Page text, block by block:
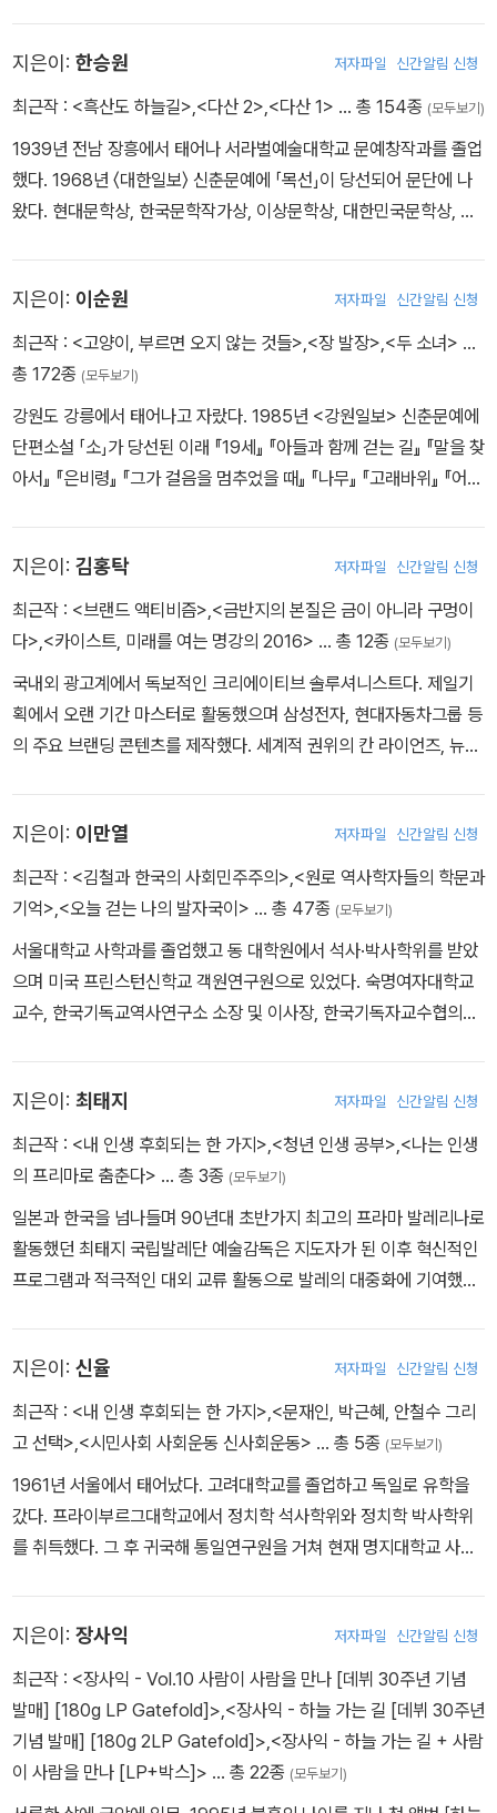
있으며 2017년 윤후명 소설 전집(전 12권)이 완간되었다. 녹원문학
상, 소설문학작품상, 한국일보문학상, 현대문학상, 이상문학상, 현대
등을 수상했다.
제작도 맡았다.
지은이: 한승원 저자파일 신간알림 신청
최근작 : <흑산도 하늘길>,<다산 2>,<다산 1> … 총 154종 (모두보기)
1939년 전남 장흥에서 태어나 서라벌예술대학교 문예창작과를 졸업
했다. 1968년 〈대한일보〉 신춘문예에 「목선」이 당선되어 문단에 나
왔다. 현대문학상, 한국문학작가상, 이상문학상, 대한민국문학상, 한
가 한강, 소설가, 그림동화작가 한규호의 아버지이며 장흥 바닷가 해
산토굴에서 집필중이다. 출간한 작품은 장편소설 『아제아제 바라아
제』, 『해일』, 『동학제』, 『아버지를 위하여』, 『시인의 잠』, 『연꽃바다』,
의』, 『흑산도 하늘길』, 『추사』, 『다산』, 『원효』, 『항항포포』, 『겨울잠,
봄꿈』, 『사람의 맨발』, 『달개비꽃 엄마』가 있으며, 소설집 『한승원 중·
단편전집(전7권)』, 『앞산도 첩첩하고』, 『안개바다』, 『미망하는 새』,
『폐촌』, 『포구의 달』, 『새터말 사람들』, 『희망 사진관』과 시집 『열애
일기』, 『사랑은 늘 혼자 깨어있게 하고』, 『달 긷는 집』, 『사랑하는 나
씌어 산다』와 산문집 『허무의 바다에 외로운 등불 하나』, 『키 작은 인
간의 마을에서』, 『푸른 산 흰 구름』, 『바닷가 학교』, 『차 한 잔의 깨달
음』, 『강은 이야기하며 흐른다』 등이 있다.
지은이: 이순원 저자파일 신간알림 신청
최근작 : <고양이, 부르면 오지 않는 것들>,<장 발장>,<두 소녀> …
총 172종 (모두보기)
강원도 강릉에서 태어나고 자랐다. 1985년 <강원일보> 신춘문예에
단편소설 「소」가 당선된 이래 『19세』 『아들과 함께 걷는 길』 『말을 찾
아서』 『은비령』 『그가 걸음을 멈추었을 때』 『나무』 『고래바위』 『어머
다. 『수색, 그 물빛 무늬』로 동인문학상, 「은비령」으로 현대문학상,
『그대, 정동진에 가면』으로 한무숙문학상, 「아비의 잠」으로 이효석문
학상, 「푸른 모래의 시간」으로 남촌문학상, 『나무』로 녹색문학상, 『삿
지은이: 김홍탁 저자파일 신간알림 신청
최근작 : <브랜드 액티비즘>,<금반지의 본질은 금이 아니라 구멍이
다>,<카이스트, 미래를 여는 명강의 2016> … 총 12종 (모두보기)
국내외 광고계에서 독보적인 크리에이티브 솔루셔니스트다. 제일기
획에서 오랜 기간 마스터로 활동했으며 삼성전자, 현대자동차그룹 등
의 주요 브랜딩 콘텐츠를 제작했다. 세계적 권위의 칸 라이언즈, 뉴욕
스피커로도 활동 중이다. 게이츠 재단의 세상을 돕는 프로젝트에 심
사위원과 멘토로 초청받았으며 2025년 ‘원쇼’의 SDGs(지속가능발
전목표) 부문 심사에서 한국인 최초로 심사위원장을 맡았다. 현재 크
울러스의 CCO(최고 크리에이티브 책임자)이며 원쇼, 애드페스트,
중국 4A 광고협회의 국제 이사다. 기술에 창의력을 접목한 크리에이
티브 솔루션을 만들고 기업 컨설팅과 브랜딩 강의를 한다. 더불어 인
문학 클래스를 운영하고 있다. 주요 저서로 『디지털 놀이터』 『광고,
리비도를 만나다』 『광고, 대중문화의 제1원소』 『금반지의 본질은 금
지은이: 이만열 저자파일 신간알림 신청
최근작 : <김철과 한국의 사회민주주의>,<원로 역사학자들의 학문과
기억>,<오늘 걷는 나의 발자국이> … 총 47종 (모두보기)
서울대학교 사학과를 졸업했고 동 대학원에서 석사·박사학위를 받았
으며 미국 프린스턴신학교 객원연구원으로 있었다. 숙명여자대학교
교수, 한국기독교역사연구소 소장 및 이사장, 한국기독자교수협의회
재 시민모임 독립의 대표로 있다. 저서로는『한국기독교와 역사의식』,
『한국기독교와 민족통일운동』, 『삼국시대사』, 『단재 신채호의 역사
학 연구』, 『한국 근현대 역사학의 흐름』, 『한국기독교의료사』 등이 있
실의 길』 등이 있다. 『당산 김철 전집』의 간행위원장으로 봉사했다.
지은이: 최태지 저자파일 신간알림 신청
최근작 : <내 인생 후회되는 한 가지>,<청년 인생 공부>,<나는 인생
의 프리마로 춤춘다> … 총 3종 (모두보기)
일본과 한국을 넘나들며 90년대 초반가지 최고의 프라마 발레리나로
활동했던 최태지 국립발레단 예술감독은 지도자가 된 이후 혁신적인
프로그램과 적극적인 대외 교류 활동으로 발레의 대중화에 기여했다.
술’임을 각인시켰고, 유리 그리가로비치, 장-크리스토프 마이요 같은
세계적인 거장들과의 작업을 통해 「호두까기 인형」, 「백조의 호수」,
「로미오와 줄리엣」, 「신데렐라」 등을 레퍼토리화했다. 또한 적극적인
으로써 한국 발레가 오늘날 인기 장르로 자리 잡는 데 큰 역할을 했다.
2004년에는 정동극장 극장장으로 임명되어 정동극장이 고유의 색
깔을 드러내는 공연예술의 중심지로 부상하는 데 기여했다. 다시 국
립발레단의 수장으로 돌아온 지금 국립발레단의 세계화, 명품화, 대
중화라는 기치로 세계적인 발레단으로의 새로운 도약을 꿈꾸고 있다.
지은이: 신율 저자파일 신간알림 신청
최근작 : <내 인생 후회되는 한 가지>,<문재인, 박근혜, 안철수 그리
고 선택>,<시민사회 사회운동 신사회운동> … 총 5종 (모두보기)
1961년 서울에서 태어났다. 고려대학교를 졸업하고 독일로 유학을
갔다. 프라이부르그대학교에서 정치학 석사학위와 정치학 박사학위
를 취득했다. 그 후 귀국해 통일연구원을 거쳐 현재 명지대학교 사회
오늘과 내일>과 TV조선 <신율의 대선열차>를 진행하고 있다. 매경
이코노미 <신율의 정치읽기>와 주간 경향 <신율의 눈>을 연재하고
있다.
지은이: 장사익 저자파일 신간알림 신청
최근작 : <장사익 - Vol.10 사람이 사람을 만나 [데뷔 30주년 기념
발매] [180g LP Gatefold]>,<장사익 - 하늘 가는 길 [데뷔 30주년
기념 발매] [180g 2LP Gatefold]>,<장사익 - 하늘 가는 길 + 사람
이 사람을 만나 [LP+박스]> … 총 22종 (모두보기)